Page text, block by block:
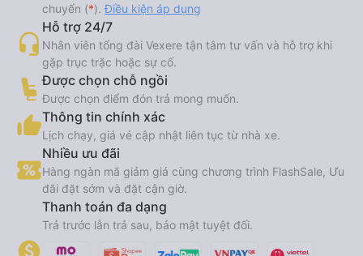
chuyển (*).Điều kiện áp dụng
Hỗ trợ 24/7
Nhân viên tổng đài Vexere tận tâm tư vấn và hỗ trợ khi
gặp trục trặc hoặc sự cố.
Được chọn chỗ ngồi
Được chọn điểm đón trả mong muốn.
Thông tin chính xác
Lịch chạy, giá vé cập nhật liên tục từ nhà xe.
Nhiều ưu đãi
Hàng ngàn mã giảm giá cùng chương trình FlashSale, Ưu
đãi đặt sớm và đặt cận giờ.
Thanh toán đa dạng
Trả trước lẫn trả sau, bảo mật tuyệt đối.